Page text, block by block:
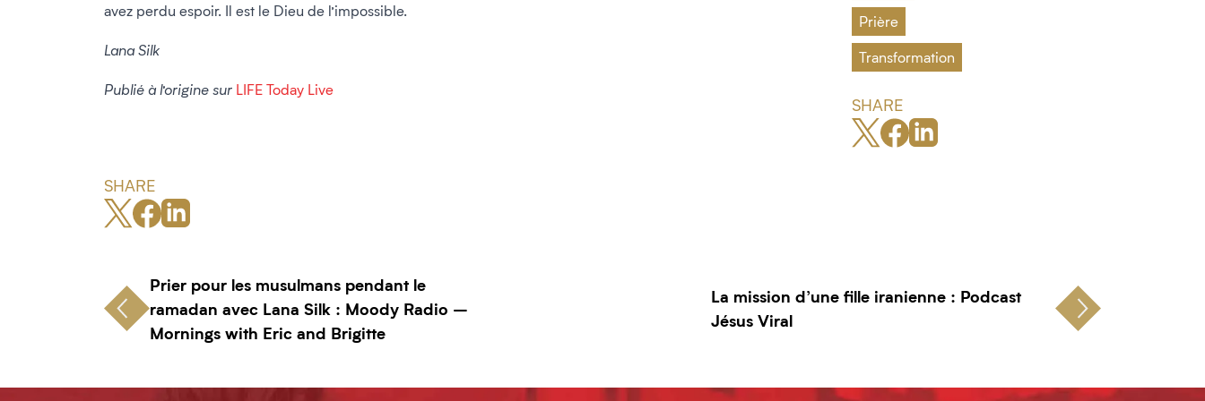
avez perdu espoir. Il est le Dieu de l’impossible.
Lana Silk
Publié à l’origine sur LIFE Today Live
Prière
Transformation
SHARE
SHARE
Prier pour les musulmans pendant le
ramadan avec Lana Silk : Moody Radio –
Mornings with Eric and Brigitte
La mission d’une fille iranienne : Podcast
Jésus Viral